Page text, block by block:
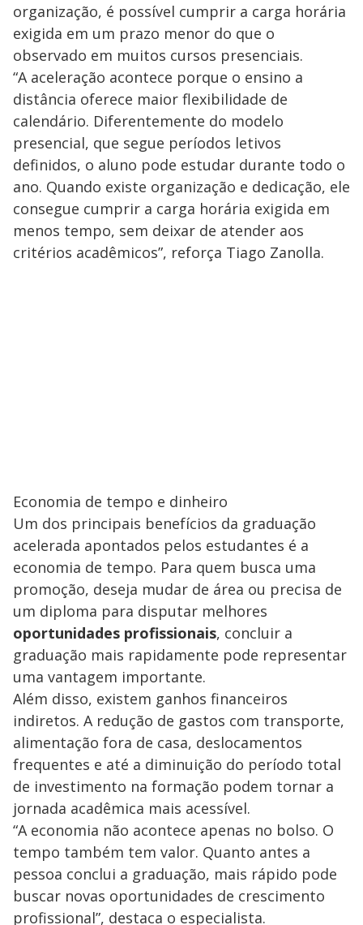
organização, é possível cumprir a carga horária
exigida em um prazo menor do que o
observado em muitos cursos presenciais.
“A aceleração acontece porque o ensino a
distância oferece maior flexibilidade de
calendário. Diferentemente do modelo
presencial, que segue períodos letivos
definidos, o aluno pode estudar durante todo o
ano. Quando existe organização e dedicação, ele
consegue cumprir a carga horária exigida em
menos tempo, sem deixar de atender aos
critérios acadêmicos”, reforça Tiago Zanolla.
Economia de tempo e dinheiro
Um dos principais benefícios da graduação
acelerada apontados pelos estudantes é a
economia de tempo. Para quem busca uma
promoção, deseja mudar de área ou precisa de
um diploma para disputar melhores
oportunidades profissionais, concluir a
graduação mais rapidamente pode representar
uma vantagem importante.
Além disso, existem ganhos financeiros
indiretos. A redução de gastos com transporte,
alimentação fora de casa, deslocamentos
frequentes e até a diminuição do período total
de investimento na formação podem tornar a
jornada acadêmica mais acessível.
“A economia não acontece apenas no bolso. O
tempo também tem valor. Quanto antes a
pessoa conclui a graduação, mais rápido pode
buscar novas oportunidades de crescimento
profissional”, destaca o especialista.